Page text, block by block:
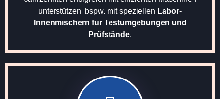
unterstützen, bspw. mit speziellen Labor-
Innenmischern für Testumgebungen und
Prüfstände.